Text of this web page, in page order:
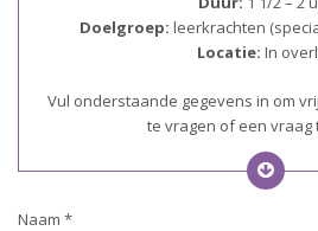
Doelgroep: leerkrachten
Locatie: In
Vul onderstaande gegevens in om
te vragen of een vraag
Naam *